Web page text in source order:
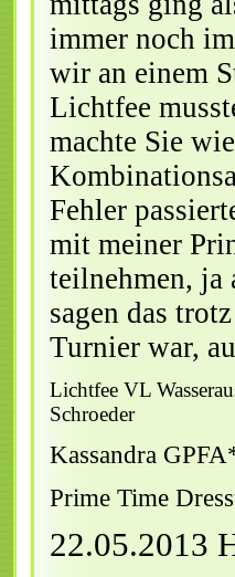
immer noch
wir an einem
Lichtfee
machte Sie
Fehler
mit meiner
teilnehmen, ja
sagen das
Turnier war,
Lichtfee VL
Schroeder
Kassandra
Prime Time
22.05.2013